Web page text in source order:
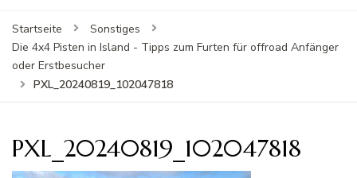
Startseite
Sonstiges
Die 4x4 Pisten in Island - Tipps zum Furten für offroad Anfänger
oder Erstbesucher
PXL_20240819_102047818
PXL_20240819_102047818